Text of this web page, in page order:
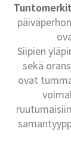
Siipien
sekä
ovat